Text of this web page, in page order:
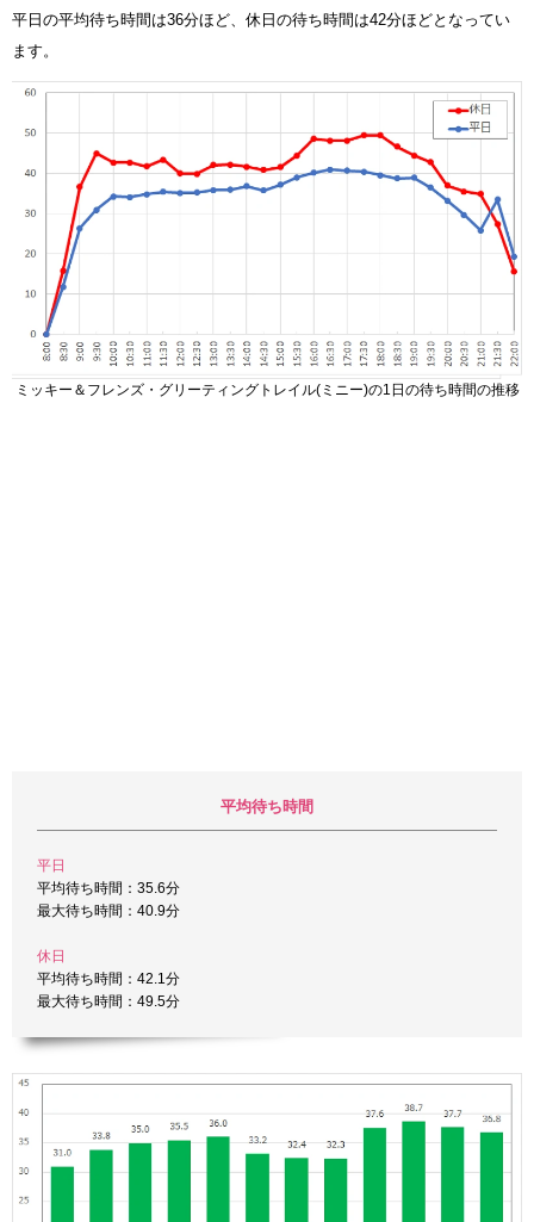
平日の平均待ち時間は36分ほど、休日の待ち時間は42分ほどとなってい
ます。
ミッキー＆フレンズ・グリーティングトレイル(ミニー)の1日の待ち時間の推移
平均待ち時間
平日
平均待ち時間：35.6分
最大待ち時間：40.9分
休日
平均待ち時間：42.1分
最大待ち時間：49.5分